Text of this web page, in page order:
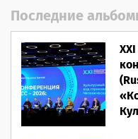
Последние